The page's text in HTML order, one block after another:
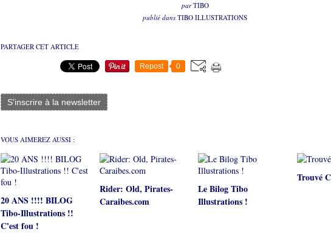
parTIBO
publié dans TIBO ILLUSTRATIONS
PARTAGER CET ARTICLE
Repost 0
S'inscrire à la newsletter
VOUS AIMEREZ AUSSI :
20 ANS !!!! BILOG
Tibo-Illustrations !!
C'est fou !
Rider: Old, Pirates-
Caraibes.com
Le Bilog Tibo
Illustrations !
Trouvé